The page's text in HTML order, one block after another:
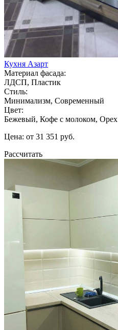
Кухня Азарт
Материал фасада:
ЛДСП, Пластик
Стиль:
Минимализм, Современный
Цвет:
Бежевый, Кофе с молоком, Орех
Цена: от 31 351 руб.
Рассчитать